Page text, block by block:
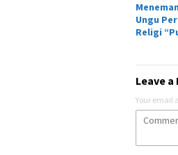
Ungu
Religi
Leave a
Your email